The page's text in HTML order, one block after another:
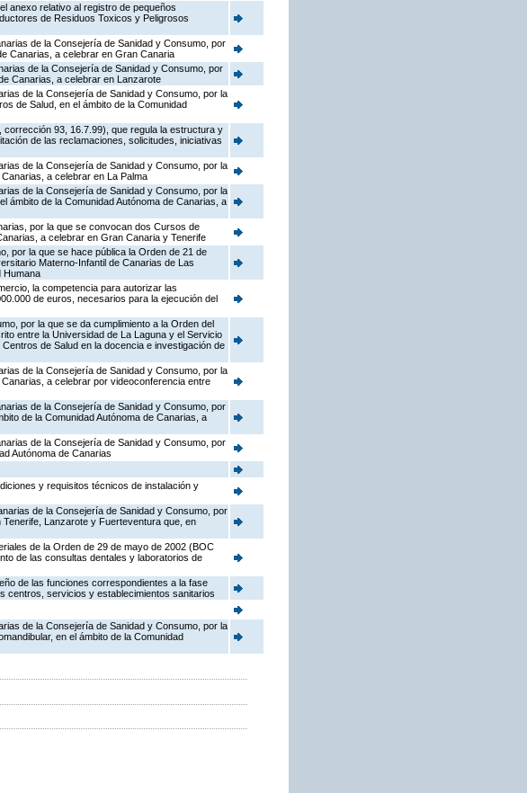
anexo relativo al registro de pequeños
de Residuos Toxicos y Peligrosos
de la Consejería de Sanidad y Consumo, por
Canarias, a celebrar en Gran Canaria
de la Consejería de Sanidad y Consumo, por
Canarias, a celebrar en Lanzarote
de la Consejería de Sanidad y Consumo, por la
de Salud, en el ámbito de la Comunidad
corrección 93, 16.7.99), que regula la estructura y
de las reclamaciones, solicitudes, iniciativas
de la Consejería de Sanidad y Consumo, por la
a celebrar en La Palma
de la Consejería de Sanidad y Consumo, por la
de la Comunidad Autónoma de Canarias, a
por la que se convocan dos Cursos de
a celebrar en Gran Canaria y Tenerife
por la que se hace pública la Orden de 21 de
Materno-Infantil de Canarias de Las
Humana
la competencia para autorizar las
de euros, necesarios para la ejecución del
por la que se da cumplimiento a la Orden del
entre la Universidad de La Laguna y el Servicio
de Salud en la docencia e investigación de
de la Consejería de Sanidad y Consumo, por la
a celebrar por videoconferencia entre
de la Consejería de Sanidad y Consumo, por
de la Comunidad Autónoma de Canarias, a
de la Consejería de Sanidad y Consumo, por
Autónoma de Canarias
y requisitos técnicos de instalación y
de la Consejería de Sanidad y Consumo, por
Lanzarote y Fuerteventura que, en
de la Orden de 29 de mayo de 2002 (BOC
de las consultas dentales y laboratorios de
de las funciones correspondientes a la fase
centros, servicios y establecimientos sanitarios
de la Consejería de Sanidad y Consumo, por la
en el ámbito de la Comunidad